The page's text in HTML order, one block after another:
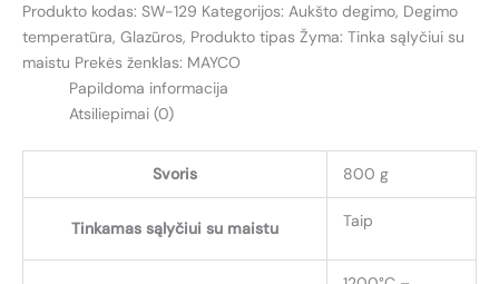
VARIO
(COPPER
FLOAT
STONEWARE)
Produkto kodas: SW-129 Kategorijos: Aukšto degimo, Degimo
temperatūra, Glazūros, Produkto tipas Žyma: Tinka sąlyčiui su
maistu Prekės ženklas: MAYCO
Papildoma informacija
Atsiliepimai (0)
Svoris 800 g
Tinkamas sąlyčiui su maistu Taip